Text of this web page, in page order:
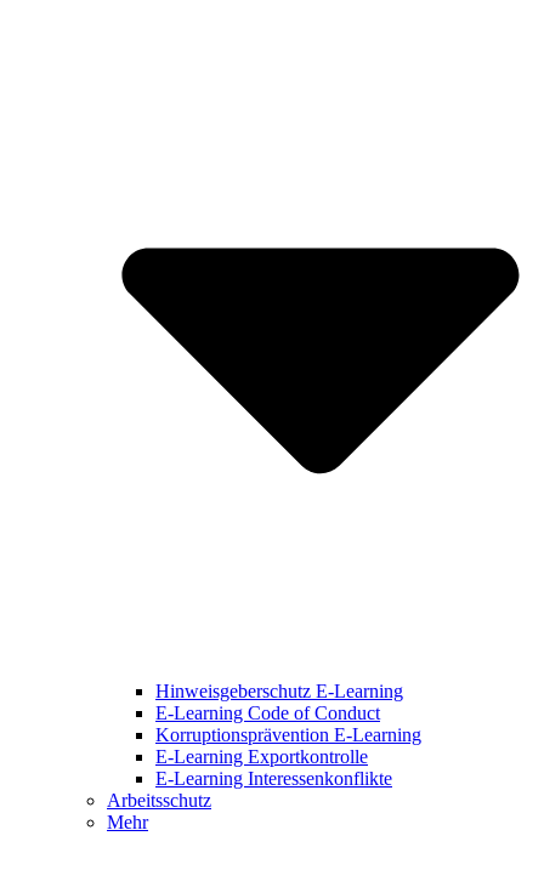
Hinweisgeberschutz E-Learning
E-Learning Code of Conduct
Korruptionsprävention E-Learning
E-Learning Exportkontrolle
E-Learning Interessenkonflikte
Arbeitsschutz
Mehr